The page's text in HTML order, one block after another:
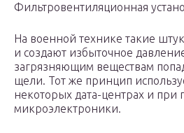
Фильтровентиляционная
На военной технике такие
и создают избыточное
загрязняющим веществам
щели. Тот же принцип
некоторых дата-центрах и при
микроэлектроники.